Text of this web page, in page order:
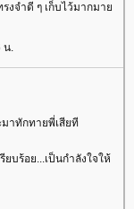
งจำดี ๆ เก็บไว้มากมา
น.
าทักทายพี่เสียที
บร้อย...เป็นกำลังใจให้